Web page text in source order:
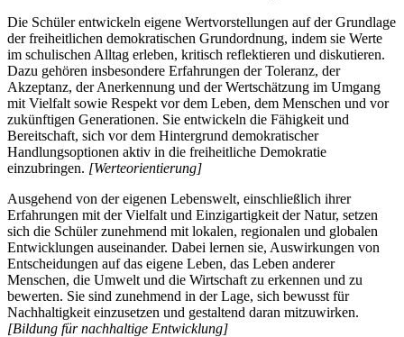
Die Schüler entwickeln eigene Wertvorstellungen auf der Grundlage
der freiheitlichen demokratischen Grundordnung, indem sie Werte
im schulischen Alltag erleben, kritisch reflektieren und diskutieren.
Dazu gehören insbesondere Erfahrungen der Toleranz, der
Akzeptanz, der Anerkennung und der Wertschätzung im Umgang
mit Vielfalt sowie Respekt vor dem Leben, dem Menschen und vor
zukünftigen Generationen. Sie entwickeln die Fähigkeit und
Bereitschaft, sich vor dem Hintergrund demokratischer
Handlungsoptionen aktiv in die freiheitliche Demokratie
einzubringen. [Werteorientierung]
Ausgehend von der eigenen Lebenswelt, einschließlich ihrer
Erfahrungen mit der Vielfalt und Einzigartigkeit der Natur, setzen
sich die Schüler zunehmend mit lokalen, regionalen und globalen
Entwicklungen auseinander. Dabei lernen sie, Auswirkungen von
Entscheidungen auf das eigene Leben, das Leben anderer
Menschen, die Umwelt und die Wirtschaft zu erkennen und zu
bewerten. Sie sind zunehmend in der Lage, sich bewusst für
Nachhaltigkeit einzusetzen und gestaltend daran mitzuwirken.
[Bildung für nachhaltige Entwicklung]